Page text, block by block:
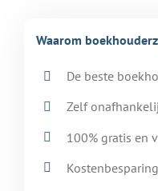
Waarom
De beste
Zelf
100% gratis en